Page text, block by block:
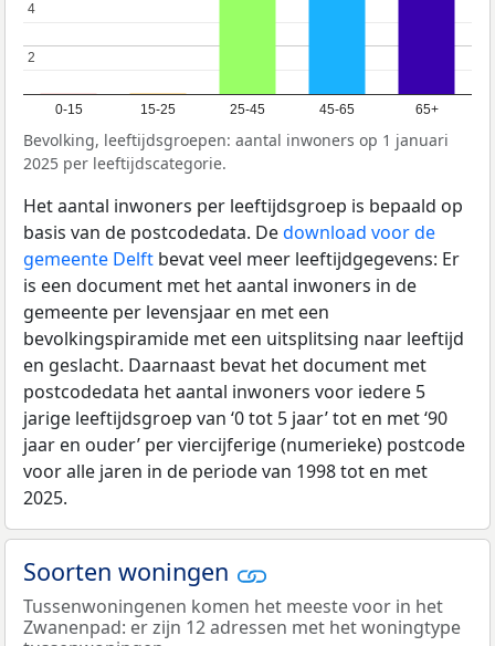
0-15 15-25 25-45 45-65 65+
2
2
4
4
Bevolking, leeftijdsgroepen: aantal inwoners op 1 januari
2025 per leeftijdscategorie.
Het aantal inwoners per leeftijdsgroep is bepaald op
basis van de postcodedata. Dedownload voor de
gemeente Delft bevat veel meer leeftijdgegevens: Er
is een document met het aantal inwoners in de
gemeente per levensjaar en met een
bevolkingspiramide met een uitsplitsing naar leeftijd
en geslacht. Daarnaast bevat het document met
postcodedata het aantal inwoners voor iedere 5
jarige leeftijdsgroep van ‘0 tot 5 jaar’ tot en met ‘90
jaar en ouder’ per viercijferige (numerieke) postcode
voor alle jaren in de periode van 1998 tot en met
2025.
Soorten woningen
Tussenwoningenen komen het meeste voor in het
Zwanenpad: er zijn 12 adressen met het woningtype